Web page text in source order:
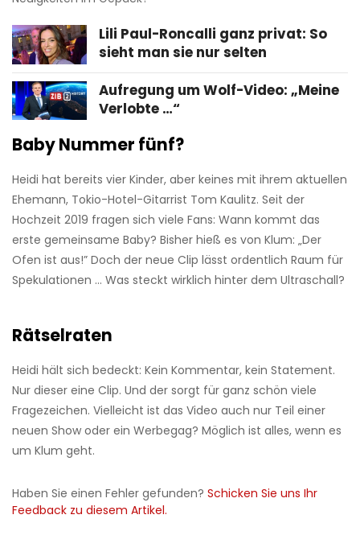
Lili Paul-Roncalli ganz privat: So
sieht man sie nur selten
Aufregung um Wolf-Video: „Meine
Verlobte …“
Baby Nummer fünf?
Heidi hat bereits vier Kinder, aber keines mit ihrem aktuellen
Ehemann, Tokio-Hotel-Gitarrist Tom Kaulitz. Seit der
Hochzeit 2019 fragen sich viele Fans: Wann kommt das
erste gemeinsame Baby? Bisher hieß es von Klum: „Der
Ofen ist aus!” Doch der neue Clip lässt ordentlich Raum für
Spekulationen … Was steckt wirklich hinter dem Ultraschall?
Rätselraten
Heidi hält sich bedeckt: Kein Kommentar, kein Statement.
Nur dieser eine Clip. Und der sorgt für ganz schön viele
Fragezeichen. Vielleicht ist das Video auch nur Teil einer
neuen Show oder ein Werbegag? Möglich ist alles, wenn es
um Klum geht.
Haben Sie einen Fehler gefunden? Schicken Sie uns Ihr
Feedback zu diesem Artikel.